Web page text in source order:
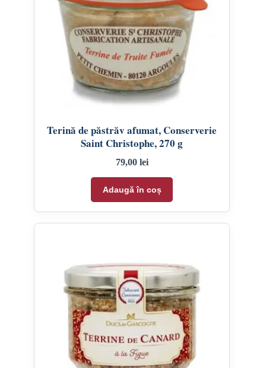
Terină de păstrăv afumat, Conserverie
Saint Christophe, 270 g
79,00 lei
Adaugă în coș